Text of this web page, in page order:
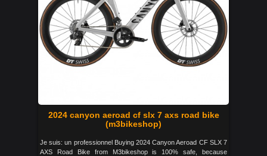
2024 canyon aeroad cf slx 7 axs road bike
(m3bikeshop)
Je suis: un professionnel Buying 2024 Canyon Aeroad CF SLX 7
AXS Road Bike from M3bikeshop is 100% safe, because